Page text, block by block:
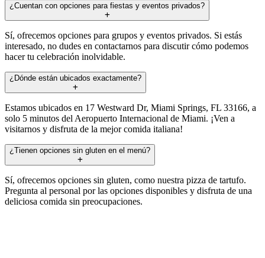
¿Cuentan con opciones para fiestas y eventos privados?
Sí, ofrecemos opciones para grupos y eventos privados. Si estás
interesado, no dudes en contactarnos para discutir cómo podemos
hacer tu celebración inolvidable.
¿Dónde están ubicados exactamente?
Estamos ubicados en 17 Westward Dr, Miami Springs, FL 33166, a
solo 5 minutos del Aeropuerto Internacional de Miami. ¡Ven a
visitarnos y disfruta de la mejor comida italiana!
¿Tienen opciones sin gluten en el menú?
Sí, ofrecemos opciones sin gluten, como nuestra pizza de tartufo.
Pregunta al personal por las opciones disponibles y disfruta de una
deliciosa comida sin preocupaciones.